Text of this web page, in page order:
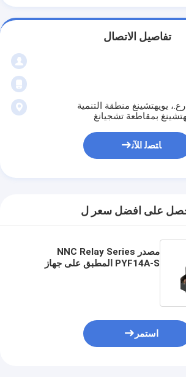
تفاصيل الاتصال
وي 18 شارع.، يويهتشينغ منطقة التنمية
بمقاطعة تشجيانغ
ﺎﺘﺼﻟ ﺍﻶﻧ
على افضل سعر ل
مصدر NNC Relay Series
PYF14A-S المطبق على جهاز
استمر